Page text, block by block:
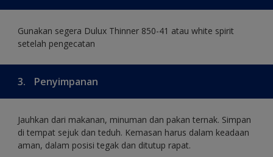
Gunakan segera Dulux Thinner 850-41 atau white spirit
setelah pengecatan
3. Penyimpanan
Jauhkan dari makanan, minuman dan pakan ternak. Simpan
di tempat sejuk dan teduh. Kemasan harus dalam keadaan
aman, dalam posisi tegak dan ditutup rapat.